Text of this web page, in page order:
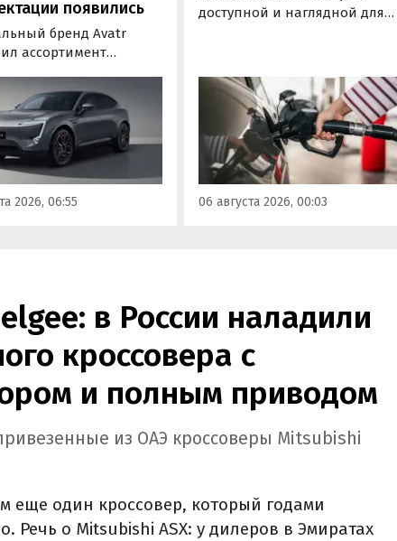
появились
бренд Avatr
ассортимент
Avatr 11 в России
2026 года. Вместе с
его прайс-листа
единственное
исполнение,
цена модели
на 760 тыс. рублей,
2026, 06:55
доступной и наглядной для
отпускаемого топлива. Это
позволит автовладельцам
осознанно выбрать топливо
определенного класса — от
«Евро-2» до «Евро-5»,
сообщили в Минэнерго РФ.
06 августа 2026, 00:03
в России наладили
кроссовера с
и полным приводом
из ОАЭ кроссоверы Mitsubishi
еще один кроссовер, который годами
Речь о Mitsubishi ASX: у дилеров в Эмиратах